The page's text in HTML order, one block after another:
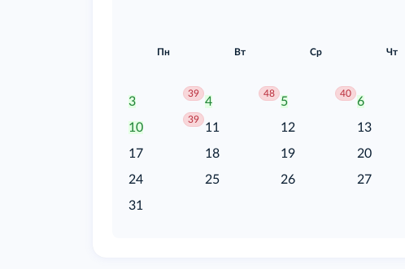
Пн Вт Ср Чт
39
3
48
4
40
5 6
39
10 11 12 13
17
18 19 20
24
25 26 27
31